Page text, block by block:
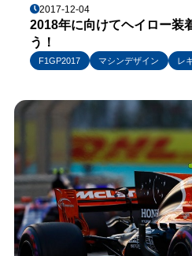
2017-12-04
2018年に向けてヘイロー装
う！
F1GP2017 マシンデザイン
レ